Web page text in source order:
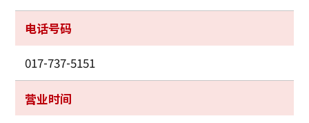
电话号码
017-737-5151
营业时间